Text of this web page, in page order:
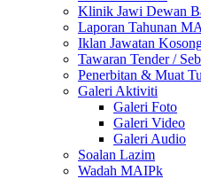
Klinik Jawi Dewan
Laporan Tahunan
Iklan Jawatan
Tawaran Tender /
Penerbitan & Muat
Galeri Aktiviti
Galeri Foto
Galeri Video
Galeri Audio
Soalan Lazim
Wadah MAIPk